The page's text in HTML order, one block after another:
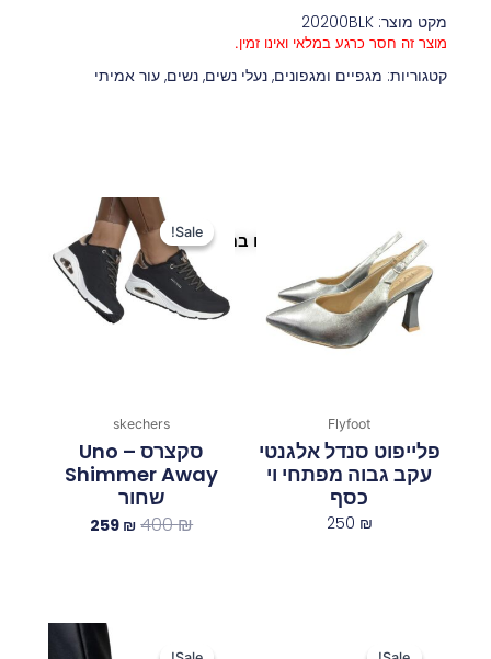
מקט מוצר: 20200BLK
מוצר זה חסר כרגע במלאי ואינו זמין.
קטגוריות: מגפיים ומגפונים, נעלי נשים, נשים, עור אמיתי
פריטים נוספים במיוחד בשבילך
Flyfoot
פלייפוט סנדל אלגנטי
עקב גבוה מפתחי וי
כסף
250 ₪
Sale!
Sale!
skechers
סקצרס Uno –
Shimmer Away
שחור
400₪
המחיר
המקורי
היה:
400 ₪.
259 ₪
הנוכחי
הוא:
259 ₪.
המחיר
המחיר